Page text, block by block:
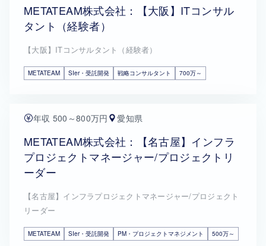
METATEAM株式会社：【大阪】ITコンサル
タント（経験者）
【大阪】ITコンサルタント（経験者）
METATEAM SIer・受託開発 戦略コンサルタント 700万～
年収 500～800万円 愛知県
METATEAM株式会社：【名古屋】インフラ
プロジェクトマネージャー/プロジェクトリ
ーダー
【名古屋】インフラプロジェクトマネージャー/プロジェクト
リーダー
METATEAM SIer・受託開発 PM・プロジェクトマネジメント 500万～